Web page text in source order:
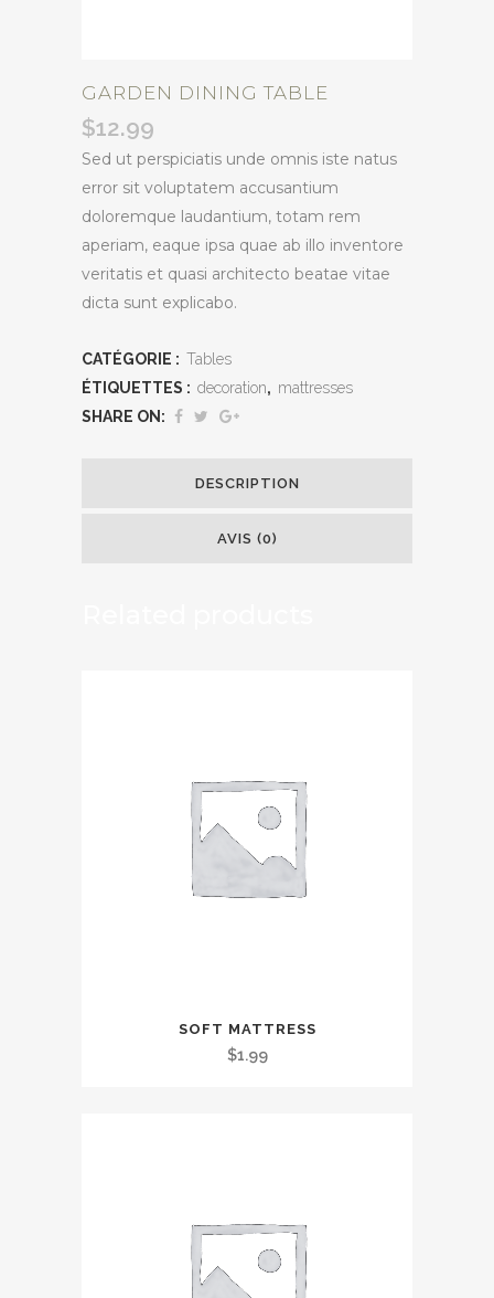
GARDEN DINING TABLE
$12.99
Sed ut perspiciatis unde omnis iste natus
error sit voluptatem accusantium
doloremque laudantium, totam rem
aperiam, eaque ipsa quae ab illo inventore
veritatis et quasi architecto beatae vitae
dicta sunt explicabo.
CATÉGORIE : Tables
ÉTIQUETTES : decoration, mattresses
SHARE ON:
DESCRIPTION
AVIS (0)
SOFT MATTRESS
$1.99